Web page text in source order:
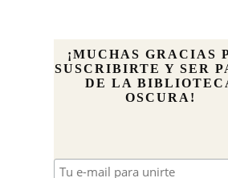
¡MUCHAS GRACIAS
SUSCRIBIRTE Y SER
DE LA
OSCURA!